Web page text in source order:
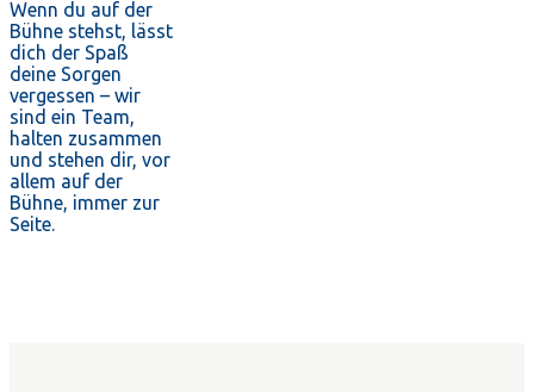
Wenn du auf der
Bühne stehst, lässt
dich der Spaß
deine Sorgen
vergessen – wir
sind ein Team,
halten zusammen
und stehen dir, vor
allem auf der
Bühne, immer zur
Seite.